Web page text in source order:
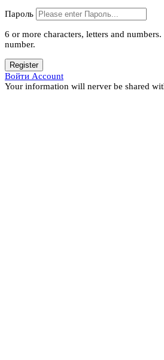
Пароль
6 or more characters, letters and numbers.
number.
Register
Войти Account
Your information will nerver be shared